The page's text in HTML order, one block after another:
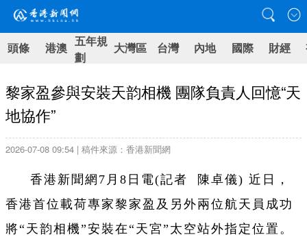
頭條 港澳 五年規
劃
大灣區 台灣 內地 國際 財經
黎家盈參與安裝天韵相機 團隊負責人回憶“天
地協作”
2026-07-08 09:54 | 稿件來源：香港新聞網
香港新聞網7月8日電(記者 陳卓儀) 近日，
香港首位載荷專家黎家盈及另外兩位航天員成功
將“天韵相機”安裝在“天宮”太空站外指定位置。